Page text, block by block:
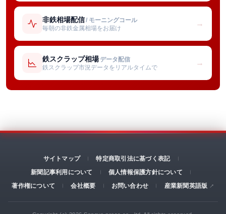
非鉄相場配信/ モーニングコール
毎朝の非鉄金属相場をお届け
→
鉄スクラップ相場 データ配信
鉄スクラップ市況データをリアルタイムで
→
サイトマップ
特定商取引法に基づく表記
新聞記事利用について
個人情報保護方針について
著作権について
会社概要 お問い合わせ 産業新聞英語版